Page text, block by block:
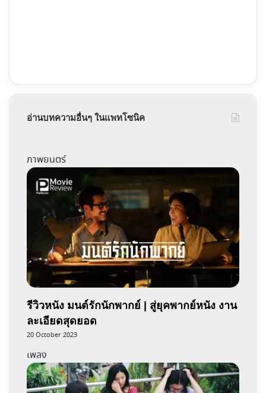
อ่านบทความอื่นๆ ในแพทโซนิค
ภาพยนตร์
รีวิวหนัง มนต์รักนักพากย์ | สู่ยุคพากย์หนัง งาน
ละเอียดสุดยอด
20 October 2023
เพลง